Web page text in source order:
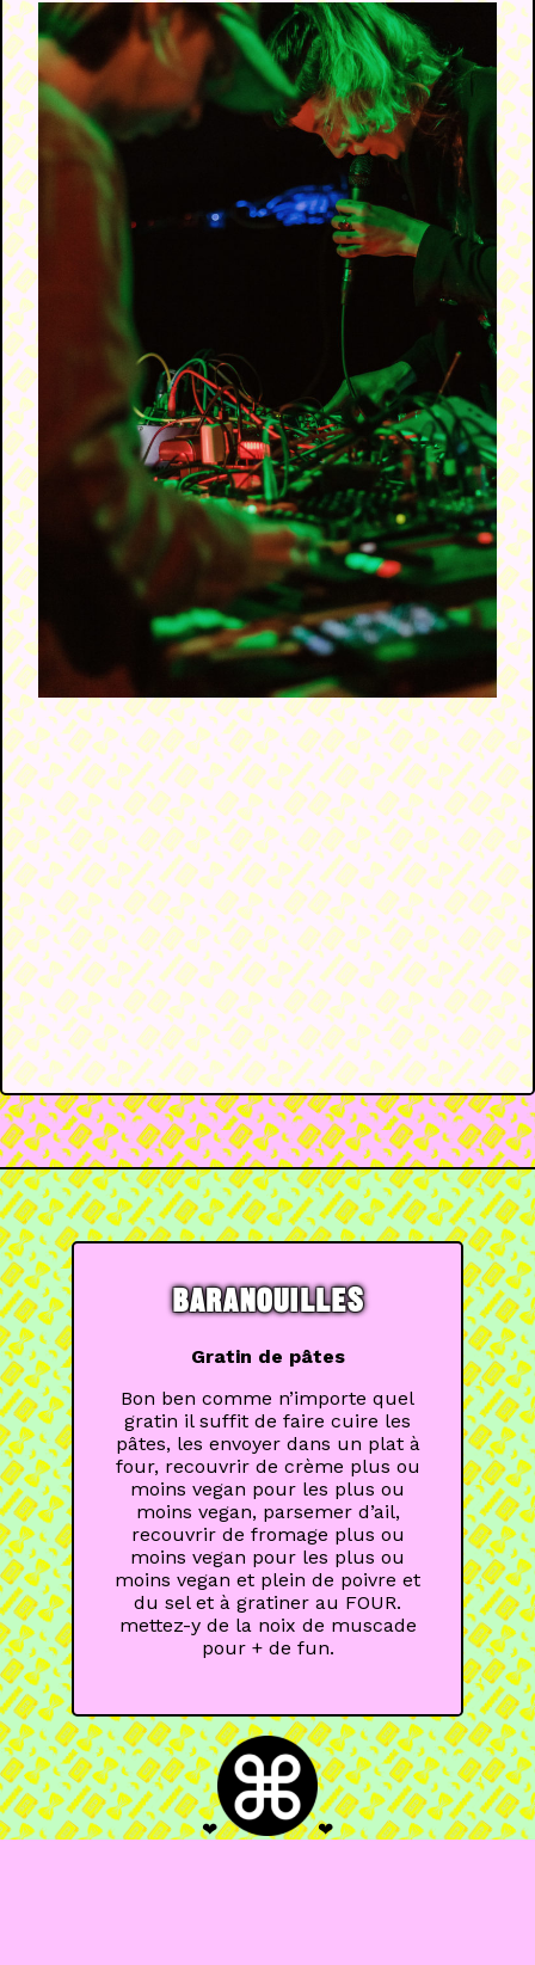
BARANOUILLES
Gratin de pâtes
Bon ben comme n’importe quel
gratin il suffit de faire cuire les
pâtes, les envoyer dans un plat à
four, recouvrir de crème plus ou
moins vegan pour les plus ou
moins vegan, parsemer d’ail,
recouvrir de fromage plus ou
moins vegan pour les plus ou
moins vegan et plein de poivre et
du sel et à gratiner au FOUR.
mettez-y de la noix de muscade
pour + de fun.
❤ ❤